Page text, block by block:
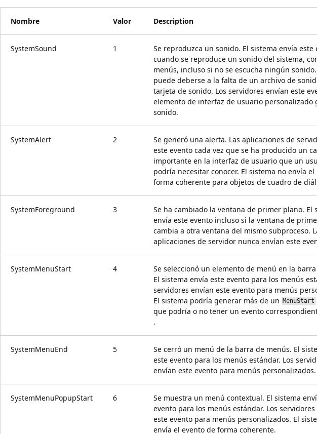
Nombre Valor Description
SystemSound 1
Se reproduzca un sonido. El sistema envía este
cuando se reproduce un sonido del sistema,
menús, incluso si no se escucha ningún
puede deberse a la falta de un archivo de
tarjeta de sonido. Los servidores envían este
elemento de interfaz de usuario personalizado
sonido.
SystemAlert 2
Se generó una alerta. Las aplicaciones de
este evento cada vez que se ha producido un
importante en la interfaz de usuario que un
podría necesitar conocer. El sistema no envía el
forma coherente para objetos de cuadro de
SystemForeground 3
Se ha cambiado la ventana de primer plano. El
envía este evento incluso si la ventana de
cambia a otra ventana del mismo subproceso.
aplicaciones de servidor nunca envían este
SystemMenuStart 4
Se seleccionó un elemento de menú en la
El sistema envía este evento para los menús
servidores envían este evento para menús
El sistema podría generar más de un MenuStart
que podría o no tener un evento
.
SystemMenuEnd 5
Se cerró un menú de la barra de menús. El
este evento para los menús estándar. Los
envían este evento para menús personalizados.
SystemMenuPopupStart 6
Se muestra un menú contextual. El sistema
evento para los menús estándar. Los servidores
este evento para menús personalizados. El
envía el evento de forma coherente.